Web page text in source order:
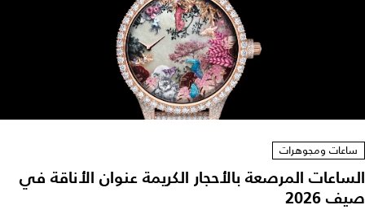
ساعات ومجوهرات
الساعات المرصعة بالأحجار الكريمة عنوان الأناقة في
صيف 2026